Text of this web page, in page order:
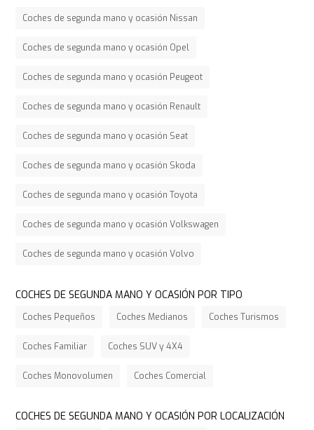
Coches de segunda mano y ocasión Nissan
Coches de segunda mano y ocasión Opel
Coches de segunda mano y ocasión Peugeot
Coches de segunda mano y ocasión Renault
Coches de segunda mano y ocasión Seat
Coches de segunda mano y ocasión Skoda
Coches de segunda mano y ocasión Toyota
Coches de segunda mano y ocasión Volkswagen
Coches de segunda mano y ocasión Volvo
COCHES DE SEGUNDA MANO Y OCASIÓN POR TIPO
Coches Pequeños Coches Medianos Coches Turismos
Coches Familiar Coches SUV y 4X4
Coches Monovolumen Coches Comercial
COCHES DE SEGUNDA MANO Y OCASIÓN POR LOCALIZACIÓN